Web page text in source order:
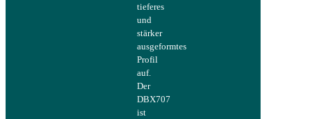
tieferes
und
stärker
ausgeformtes
Profil
auf.
Der
DBX707
ist